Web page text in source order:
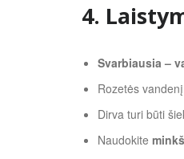
4.
Svarbiausia –
Rozetės
Dirva turi būti
Naudokite